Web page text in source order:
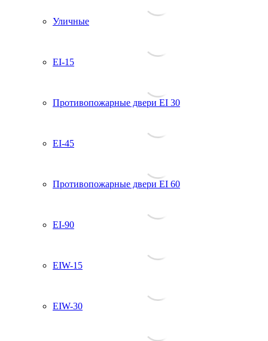
Уличные
EI-15
Противопожарные двери EI 30
EI-45
Противопожарные двери EI 60
EI-90
EIW-15
EIW-30